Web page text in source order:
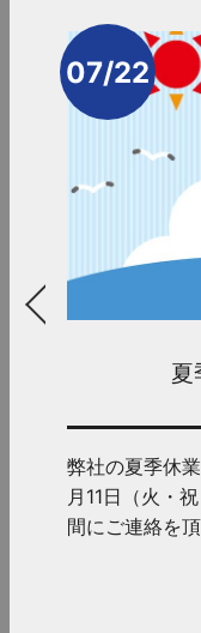
07/22
夏
弊社の夏季休
月11日（火・
間にご連絡を